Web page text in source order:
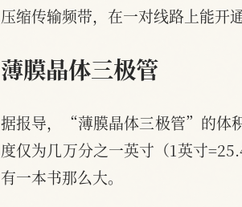
压缩传输频带，在一对线路上能开
薄膜晶体三极管
据报导，“薄膜晶体三极管”的体
度仅为几万分之一英寸（1英寸
有一本书那么大。